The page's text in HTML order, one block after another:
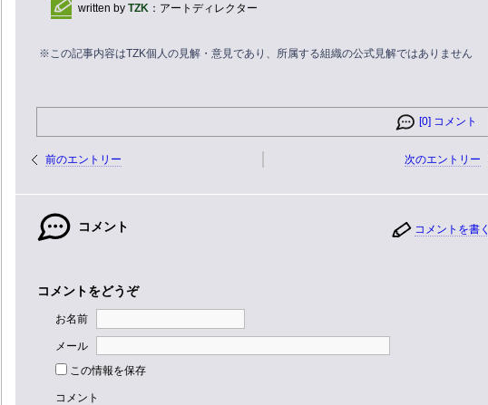
written by TZK ：アートディレクター
※この記事内容はTZK個人の見解・意見であり、所属する組織の公式見解ではありません
[0] コメント
前のエントリー 次のエントリー
コメント コメントを書く
コメントをどうぞ
お名前
メール
この情報を保存
コメント